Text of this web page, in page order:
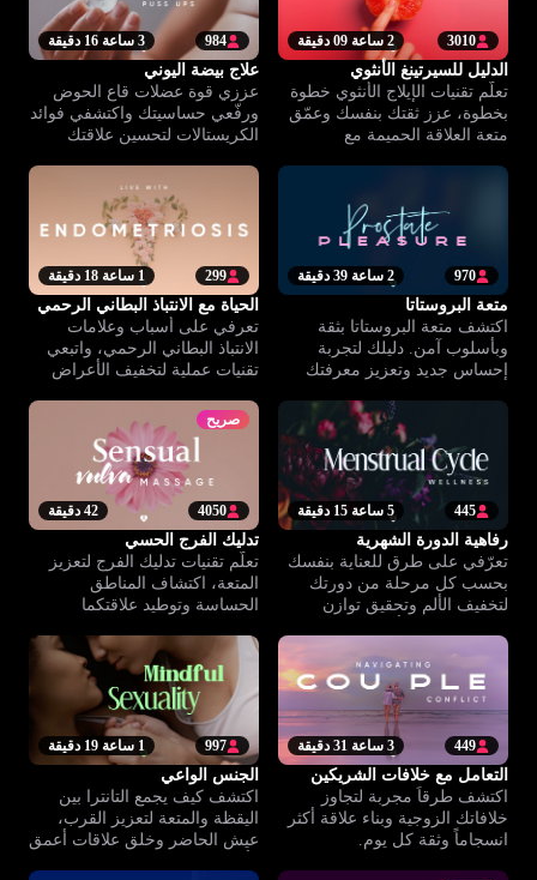
2 ساعة 09 دقيقة 3010
الدليل للسيرتينغ الأنثوي
تعلّم تقنيات الإيلاج الأنثوي خطوة
بخطوة، عزز ثقتك بنفسك وعمّق
متعة العلاقة الحميمة مع
3 ساعة 16 دقيقة 984
علاج بيضة اليوني
عززي قوة عضلات قاع الحوض
ورفّعي حساسيتك واكتشفي فوائد
الكريستالات لتحسين علاقتك
2 ساعة 39 دقيقة 970
متعة البروستاتا
اكتشف متعة البروستاتا بثقة
وبأسلوب آمن. دليلك لتجربة
إحساس جديد وتعزيز معرفتك
1 ساعة 18 دقيقة 299
الحياة مع الانتباذ البطاني الرحمي
تعرفي على أسباب وعلامات
الانتباذ البطاني الرحمي، واتبعي
تقنيات عملية لتخفيف الأعراض
5 ساعة 15 دقيقة 445
رفاهية الدورة الشهرية
تعرّفي على طرق للعناية بنفسك
بحسب كل مرحلة من دورتك
لتخفيف الألم وتحقيق توازن
صريح
42 دقيقة 4050
تدليك الفرج الحسي
تعلّم تقنيات تدليك الفرج لتعزيز
المتعة، اكتشاف المناطق
الحساسة وتوطيد علاقتكما
3 ساعة 31 دقيقة 449
التعامل مع خلافات الشريكين
اكتشف طرقاً مجربة لتجاوز
خلافاتك الزوجية وبناء علاقة أكثر
انسجاماً وثقة كل يوم.
1 ساعة 19 دقيقة 997
الجنس الواعي
اكتشف كيف يجمع التانترا بين
اليقظة والمتعة لتعزيز القرب،
عيش الحاضر وخلق علاقات أعمق